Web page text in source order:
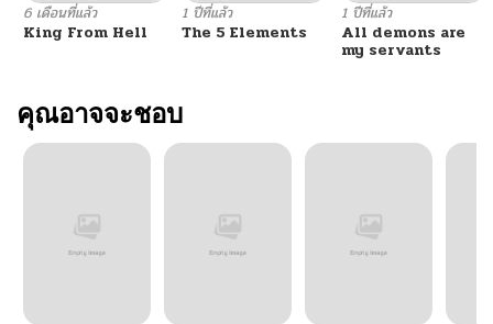
6 เดือนที่แล้ว
King From Hell
1 ปีที่แล้ว
The 5 Elements
1 ปีที่แล้ว
All demons are
my servants
คุณอาจจะชอบ